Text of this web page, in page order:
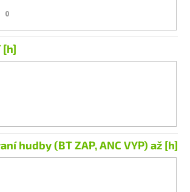
0
[h]
hudby (BT ZAP, ANC VYP) až [h]